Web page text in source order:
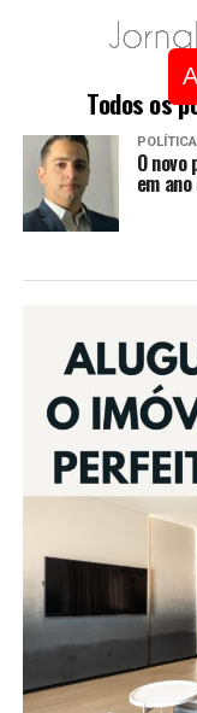
Todos os
POLÍTICA
O
em